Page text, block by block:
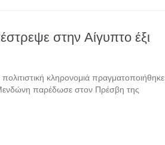
στην Αίγυπτο έξι
κληρονομιά πραγματοποιήθηκε
παρέδωσε στον Πρέσβη της